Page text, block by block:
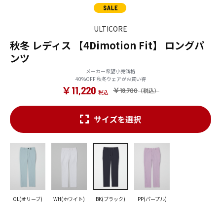
ULTICORE
秋冬 レディス 【4Dimotion Fit】 ロングパ
ンツ
メーカー希望小売価格
40%OFF 秋冬ウェアがお買い得
￥18,700
￥11,220
サイズを選択
OL(オリーブ) WH(ホワイト) BK(ブラック) PP(パープル)